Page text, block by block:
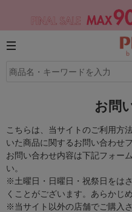
お問
こちらは、当サイトのご利用方
いた商品に関するお問い合わせ
お問い合わせ内容は下記フォー
い。
※土曜日・日曜日・祝祭日をは
くことがございます。あらかじ
※当サイト以外の店舗でご購入